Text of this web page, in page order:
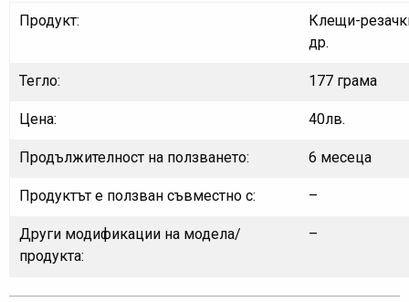
Продукт:
Клещи-
др.
Тегло: 177 грама
Цена: 40лв.
Продължителност на ползването: 6 месеца
Продуктът е ползван съвместно с: –
Други модификации на модела/
продукта:
–